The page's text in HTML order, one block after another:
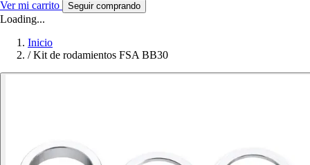
Ver mi carrito Seguir comprando
Loading...
Inicio
/ Kit de rodamientos FSA BB30